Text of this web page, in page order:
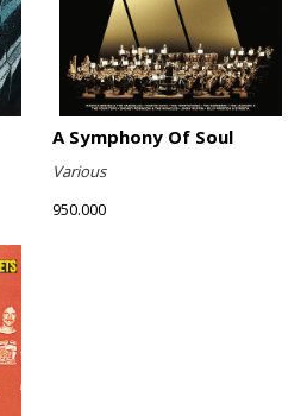
A Symphony Of Soul
Various
950.000